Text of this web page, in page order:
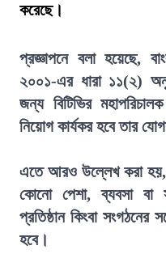
করেছে।
প্রজ্ঞাপনে বলা হয়েছে,
২০০১-এর ধারা ১১(২)
জন্য বিটিভির
নিয়োগ কার্যকর হবে তার
এতে আরও উল্লেখ করা হয়,
কোনো পেশা, ব্যবসা বা
প্রতিষ্ঠান কিংবা সংগঠনের
হবে।